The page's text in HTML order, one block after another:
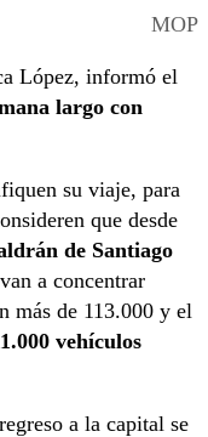
MOP
López, informó el
largo con
su viaje, para
que desde
de Santiago
a concentrar
más de 113.000 y el
vehículos
a la capital se